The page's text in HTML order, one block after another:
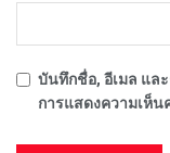
บันทึกชื่อ, อีเมล แล
การแสดงความเห็น